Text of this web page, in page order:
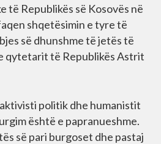
të Republikës së Kosovës në
shqetësimin e tyre të
së dhunshme të jetës të
qytetarit të Republikës Astrit
politik dhe humanistit
është e papranueshme.
së pari burgoset dhe pastaj